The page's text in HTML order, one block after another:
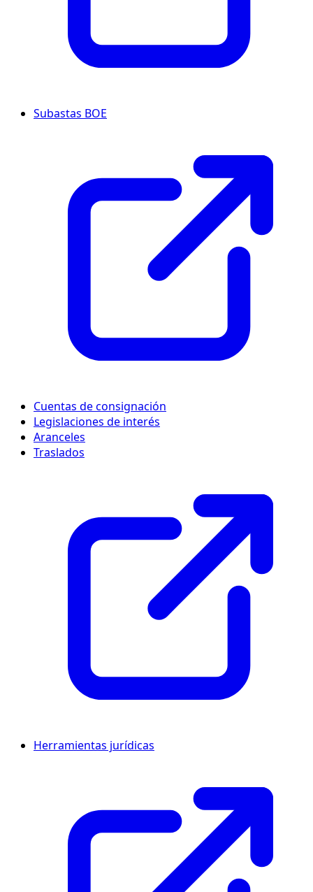
Subastas BOE
Cuentas de consignación
Legislaciones de interés
Aranceles
Traslados
Herramientas jurídicas